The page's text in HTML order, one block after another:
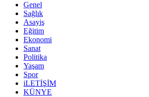
Genel
Sağlık
Asayiş
Eğitim
Ekonomi
Sanat
Politika
Yaşam
Spor
iLETİŞİM
KÜNYE